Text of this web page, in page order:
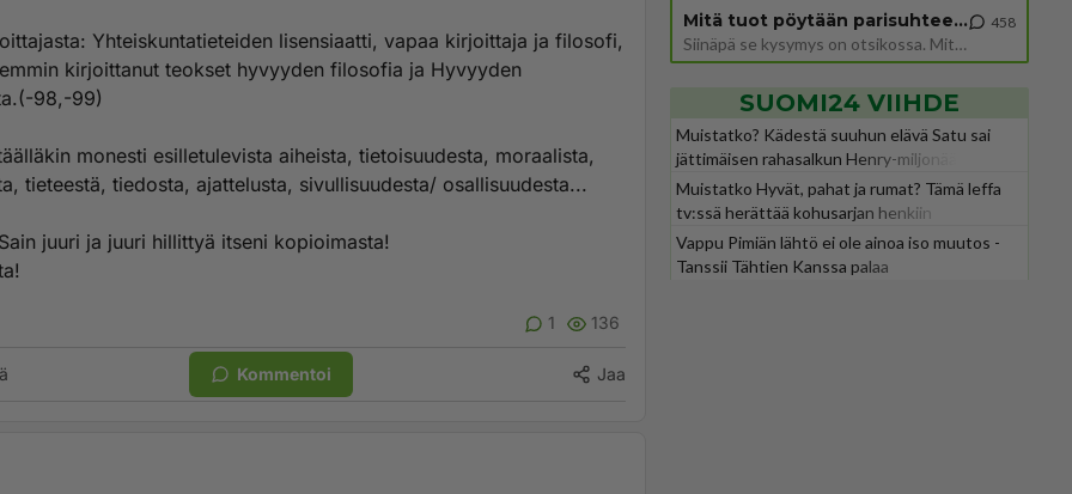
Yhteiskuntatieteiden lisensiaatti, vapaa kirjoittaja ja filosofi,
kirjoittanut teokset hyvyyden filosofia ja Hyvyyden
98,-99)
monesti esilletulevista aiheista, tietoisuudesta, moraalista,
tieteestä, tiedosta, ajattelusta, sivullisuudesta/ osallisuudesta...
juuri ja juuri hillittyä itseni kopioimasta!
1 136
Kommentoi Jaa
Mitä tuot pöytään parisuhteessa?
Siinäpä se kysymys on otsikossa. Mitäpä siis tuot/toisit pöytään parisuhteessa? Oletko mies vai nainen? Koetko sen mitä
458
SUOMI24 VIIHDE
Muistatko? Kädestä suuhun elävä Satu sai
jättimäisen rahasalkun Henry-miljonääriltä
Muistatko Hyvät, pahat ja rumat? Tämä leffa
tv:ssä herättää kohusarjan henkiin
Vappu Pimiän lähtö ei ole ainoa iso muutos -
Tanssii Tähtien Kanssa palaa